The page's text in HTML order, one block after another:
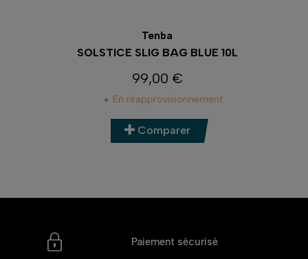
Tenba
SOLSTICE SLIG BAG BLUE 10L
Prix
99,00 €
En réapprovisionnement
Comparer
Paiement sécurisé